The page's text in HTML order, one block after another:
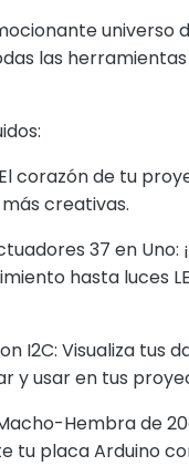
universo
las
corazón de tu
creativas.
37 en Uno:
hasta luces
I2C: Visualiza tus
y usar en tus
Hembra de
tu placa Arduino